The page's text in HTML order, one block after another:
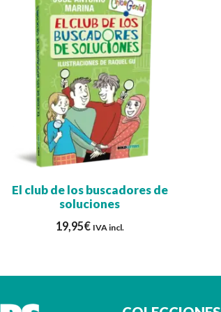
El club de los buscadores de
soluciones
19,95€ IVA incl.